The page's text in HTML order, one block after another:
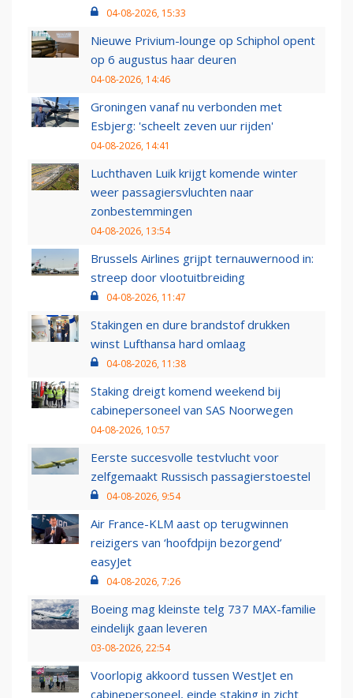
04-08-2026, 15:33
Nieuwe Privium-lounge op Schiphol opent
op 6 augustus haar deuren
04-08-2026, 14:46
Groningen vanaf nu verbonden met
Esbjerg: 'scheelt zeven uur rijden'
04-08-2026, 14:41
Luchthaven Luik krijgt komende winter
weer passagiersvluchten naar
zonbestemmingen
04-08-2026, 13:54
Brussels Airlines grijpt ternauwernood in:
streep door vlootuitbreiding
04-08-2026, 11:47
Stakingen en dure brandstof drukken
winst Lufthansa hard omlaag
04-08-2026, 11:38
Staking dreigt komend weekend bij
cabinepersoneel van SAS Noorwegen
04-08-2026, 10:57
Eerste succesvolle testvlucht voor
zelfgemaakt Russisch passagierstoestel
04-08-2026, 9:54
Air France-KLM aast op terugwinnen
reizigers van ‘hoofdpijn bezorgend’
easyJet
04-08-2026, 7:26
Boeing mag kleinste telg 737 MAX-familie
eindelijk gaan leveren
03-08-2026, 22:54
Voorlopig akkoord tussen WestJet en
cabinepersoneel, einde staking in zicht